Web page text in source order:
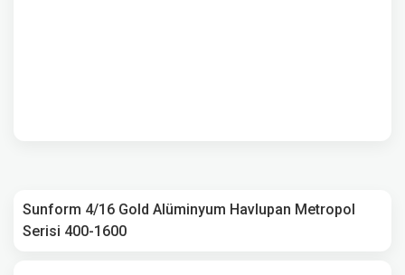
Sunform 4/16 Gold Alüminyum Havlupan Metropol
Serisi 400-1600